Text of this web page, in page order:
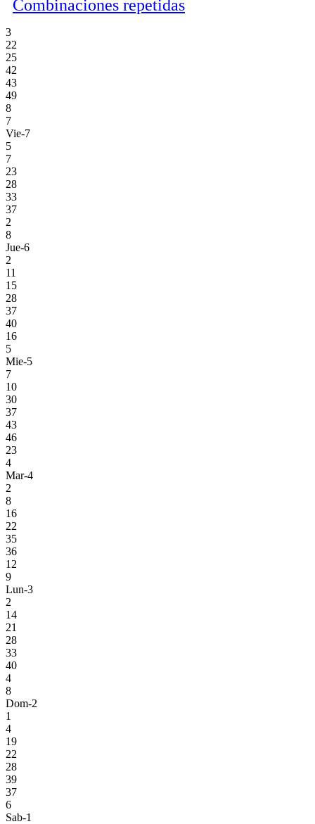
Combinaciones repetidas
3
22
25
42
43
49
8
7
Vie-7
5
7
23
28
33
37
2
8
Jue-6
2
11
15
28
37
40
16
5
Mie-5
7
10
30
37
43
46
23
4
Mar-4
2
8
16
22
35
36
12
9
Lun-3
2
14
21
28
33
40
4
8
Dom-2
1
4
19
22
28
39
37
6
Sab-1